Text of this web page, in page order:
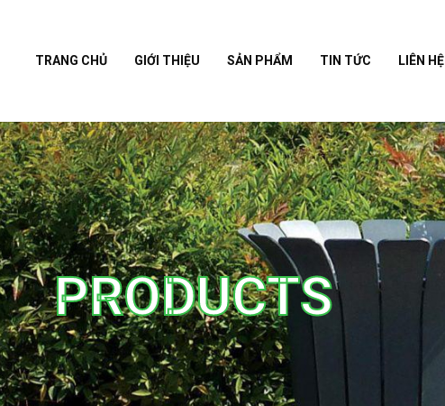
TRANG CHỦ GIỚI THIỆU SẢN PHẨM TIN TỨC LIÊN HỆ
PRODUCTS